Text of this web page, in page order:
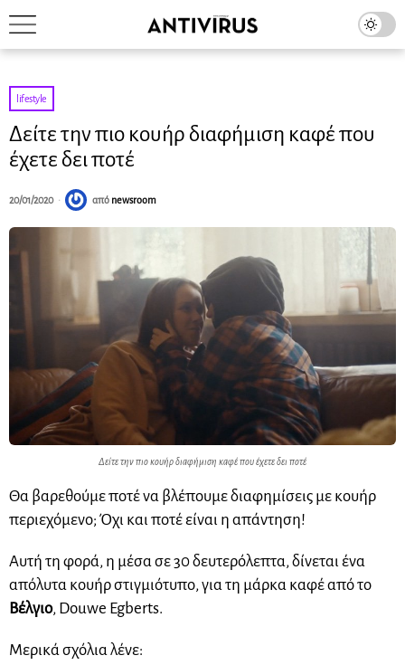
lifestyle
Δείτε την πιο κουήρ διαφήμιση καφέ που
έχετε δει ποτέ
20/01/2020 από newsroom
Δείτε την πιο κουήρ διαφήμιση καφέ που έχετε δει ποτέ
Θα βαρεθούμε ποτέ να βλέπουμε διαφημίσεις με κουήρ
περιεχόμενο; Όχι και ποτέ είναι η απάντηση!
Αυτή τη φορά, η μέσα σε 30 δευτερόλεπτα, δίνεται ένα
απόλυτα κουήρ στιγμιότυπο, για τη μάρκα καφέ από το
Βέλγιο, Douwe Egberts.
Μερικά σχόλια λένε: